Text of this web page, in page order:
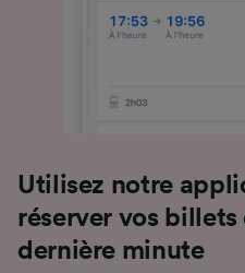
Utilisez notre
réserver vos
dernière minute